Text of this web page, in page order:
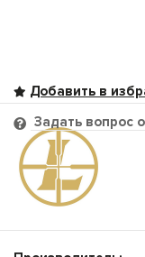
Задать вопрос